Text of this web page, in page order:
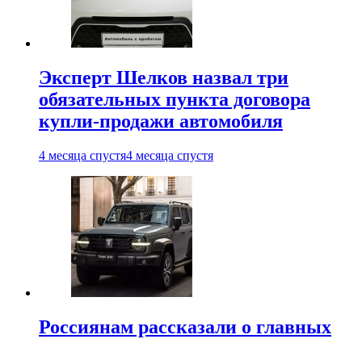
Эксперт Шелков назвал три
обязательных пункта договора
купли-продажи автомобиля
4 месяца спустя4 месяца спустя
Россиянам рассказали о главных